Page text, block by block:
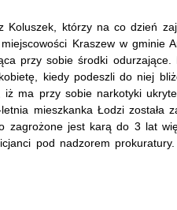
Koluszek, którzy na co dzień
Kraszew w gminie
przy sobie środki odurzające.
kiedy podeszli do niej
iż ma przy sobie narkotyki
mieszkanka Łodzi została
zagrożone jest karą do 3 lat
pod nadzorem prokuratury.